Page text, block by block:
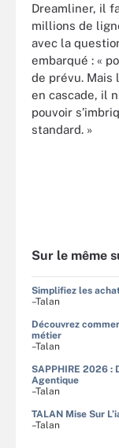
Dreamliner, il
millions de
avec la
embarqué : «
de prévu. Mais
en cascade, il
pouvoir
standard. »
Sur le même
Simplifiez les
–Talan
Découvrez
métier
–Talan
SAPPHIRE 2026 :
Agentique
–Talan
TALAN Mise Sur
–Talan